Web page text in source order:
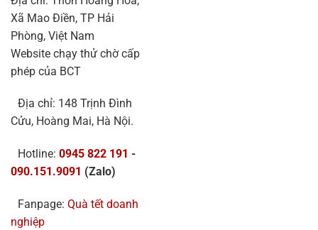
Xã Mao Điền, TP Hải
Phòng, Việt Nam
Website chạy thử chờ cấp
phép của BCT
Địa chỉ: 148 Trịnh Đình
Cửu, Hoàng Mai, Hà Nội.
Hotline: 0945 822 191 -
090.151.9091 (Zalo)
Fanpage: Quà tết doanh
nghiệp